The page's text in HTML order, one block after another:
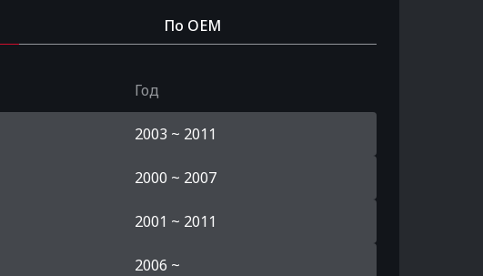
По OEM
Год
2003 ~ 2011
2000 ~ 2007
2001 ~ 2011
2006 ~